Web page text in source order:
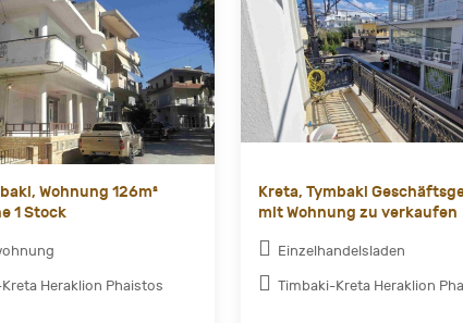
Wohnung 126m²
1 Stock
Heraklion Phaistos
Kreta, Tymbaki
mit Wohnung zu verkaufen
Einzelhandelsladen
Timbaki-Kreta Heraklion